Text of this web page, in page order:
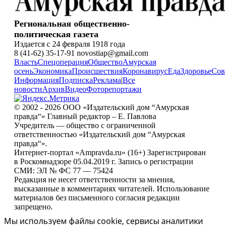
Региональная общественно-
политическая газета
Издается с 24 февраля 1918 года
8 (41-62) 35-17-91 novostiap@gmail.com
ВластьСпецоперацияОбществоАмурская
осеньЭкономикаПроисшествияКоронавирусЕдаЗдоровье
ИнформацияПодпискаРеклама|Все
новостиАрхивВидеоФоторепортажи
© 2002 - 2026 ООО «Издательский дом “Амурская
правда“» Главный редактор – Е. Павлова
Учредитель — общество с ограниченной
ответственностью «Издательский дом “Амурская
правда“».
Интернет-портал «Ampravda.ru» (16+) Зарегистрирован
в Роскомнадзоре 05.04.2019 г. Запись о регистрации
СМИ: ЭЛ № ФС 77 — 75424
Редакция не несет ответственности за мнения,
высказанные в комментариях читателей. Использование
материалов без письменного согласия редакции
запрещено.
Мы используем файлы cookie, сервисы аналитики